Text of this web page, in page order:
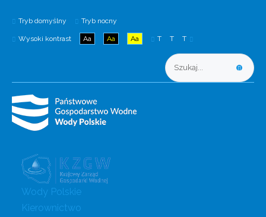
Tryb domyślny Tryb nocny
Wysoki kontrast Aa Aa Aa T T T
Wody Polskie
Kierownictwo